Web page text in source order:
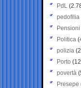
PdL
pedofilia
Pensioni
Politica
polizia
Porto
povertà
Presepe